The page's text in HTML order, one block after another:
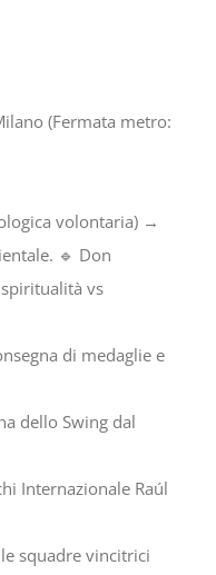
(Fermata metro:
volontaria) →
🔹 Don
vs
di medaglie e
dello Swing dal
Internazionale Raúl
squadre vincitrici